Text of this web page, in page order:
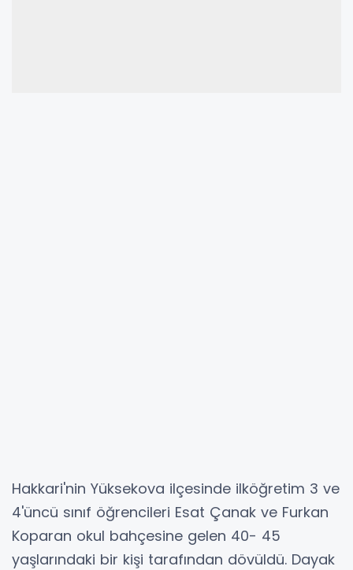
Hakkari'nin Yüksekova ilçesinde ilköğretim 3 ve
4'üncü sınıf öğrencileri Esat Çanak ve Furkan
Koparan okul bahçesine gelen 40- 45
yaşlarındaki bir kişi tarafından dövüldü. Dayak